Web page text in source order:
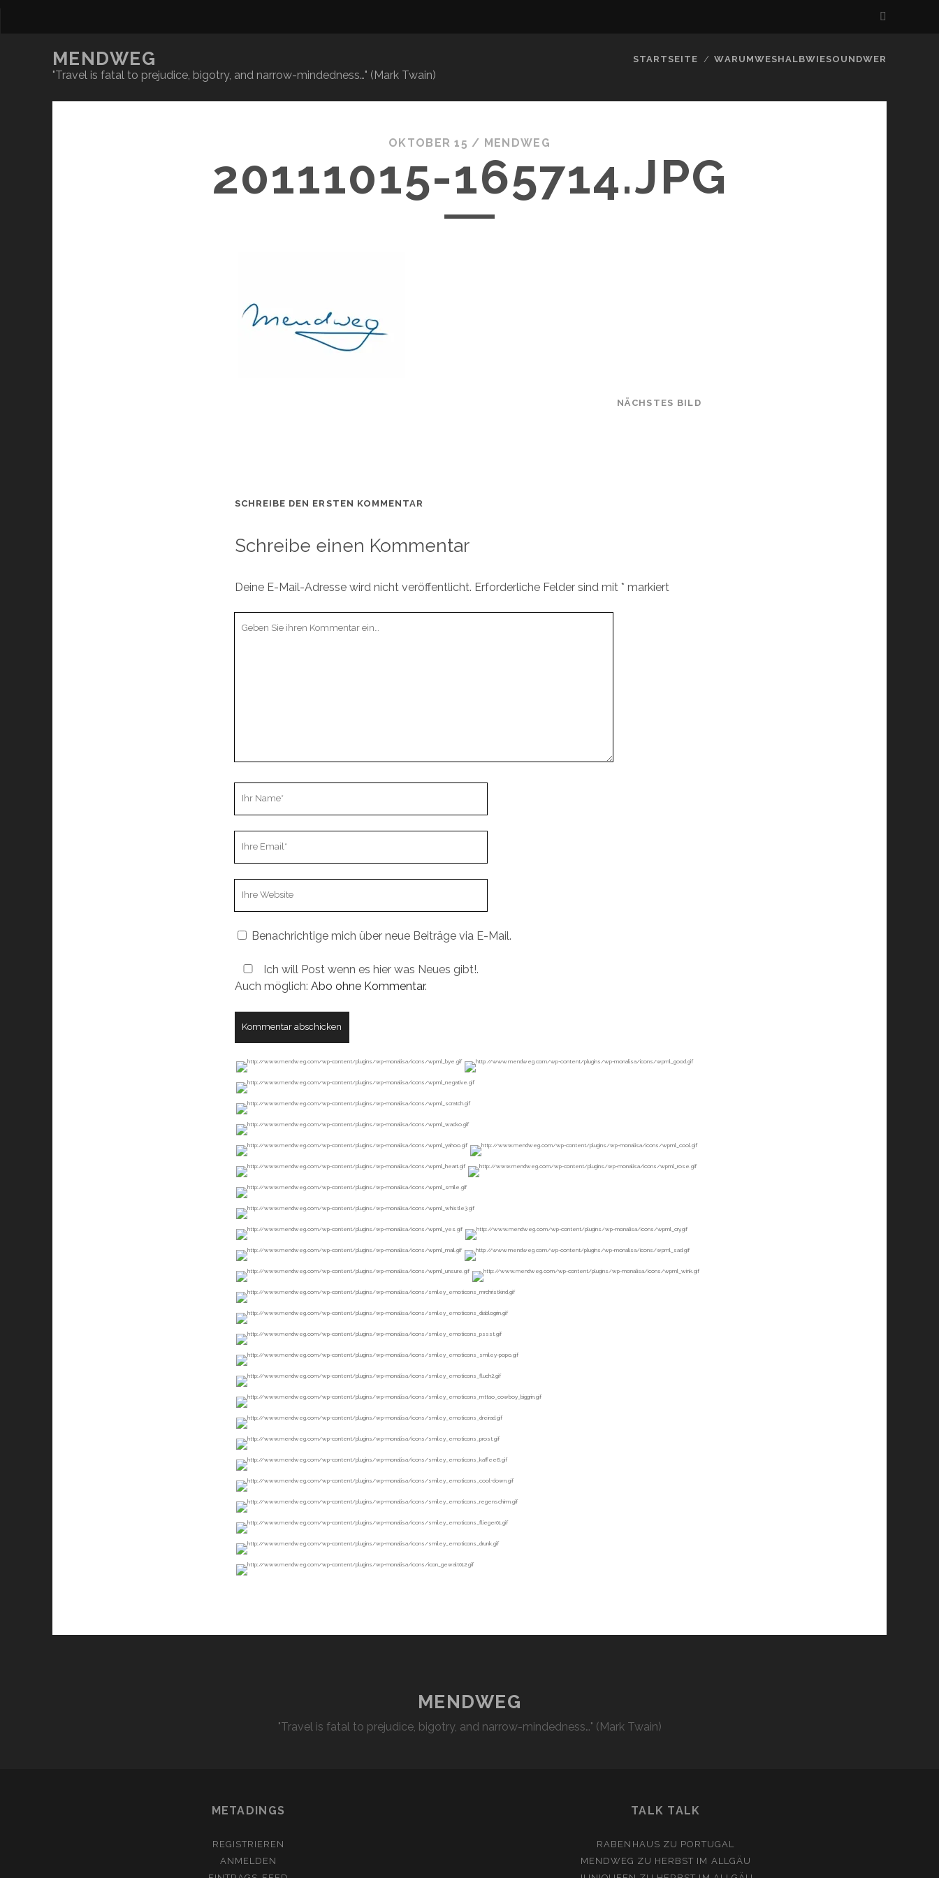
MENDWEG
"Travel is fatal to prejudice, bigotry, and narrow-mindedness…" (Mark Twain)
STARTSEITE WARUMWESHALBWIESOUNDWER
OKTOBER 15 / MENDWEG
20111015-165714.JPG
NÄCHSTES BILD
SCHREIBE DEN ERSTEN KOMMENTAR
Schreibe einen Kommentar
Deine E-Mail-Adresse wird nicht veröffentlicht. Erforderliche Felder sind mit * markiert
Benachrichtige mich über neue Beiträge via E-Mail.
Ich will Post wenn es hier was Neues gibt!.
Auch möglich: Abo ohne Kommentar.
MENDWEG
"Travel is fatal to prejudice, bigotry, and narrow-mindedness…" (Mark Twain)
METADINGS
REGISTRIEREN
ANMELDEN
TALK TALK
RABENHAUS ZU PORTUGAL
MENDWEG ZU HERBST IM ALLGÄU